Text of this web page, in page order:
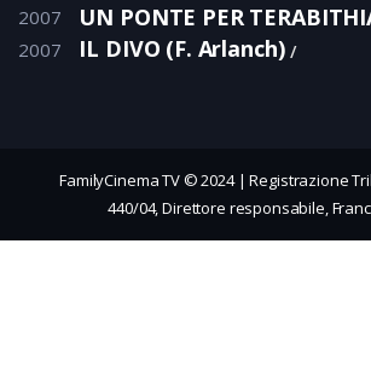
2007 UN PONTE PER
2007 IL DIVO (F. Arlanch)
FamilyCinema TV © 2024 | Registrazione
440/04, Direttore responsabile,